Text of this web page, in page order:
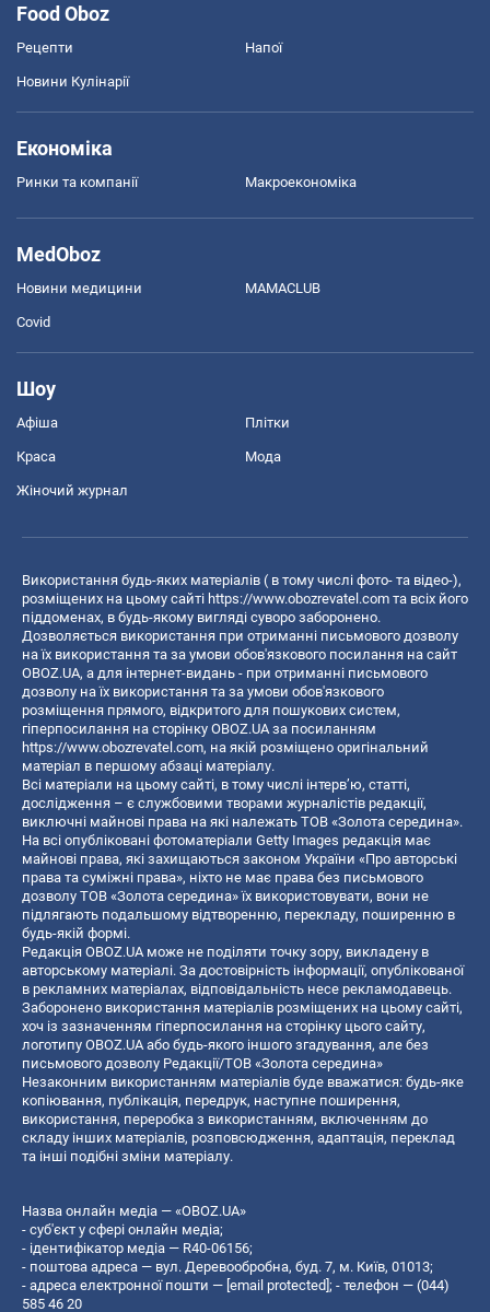
Food Oboz
Рецепти Напої
Новини Кулінарії
Економіка
Ринки та компанії Макроекономіка
MedOboz
Новини медицини MAMACLUB
Covid
Шоу
Афіша Плітки
Краса Мода
Жіночий журнал
Використання будь-яких матеріалів ( в тому числі фото- та відео-),
розміщених на цьому сайті https://www.obozrevatel.com та всіх його
піддоменах, в будь-якому вигляді суворо заборонено.
Дозволяється використання при отриманні письмового дозволу
на їх використання та за умови обов'язкового посилання на сайт
OBOZ.UA, а для інтернет-видань - при отриманні письмового
дозволу на їх використання та за умови обов'язкового
розміщення прямого, відкритого для пошукових систем,
гіперпосилання на сторінку OBOZ.UA за посиланням
https://www.obozrevatel.com, на якій розміщено оригінальний
матеріал в першому абзаці матеріалу.
Всі матеріали на цьому сайті, в тому числі інтерв’ю, статті,
дослідження – є службовими творами журналістів редакції,
виключні майнові права на які належать ТОВ «Золота середина».
На всі опубліковані фотоматеріали Getty Images редакція має
майнові права, які захищаються законом України «Про авторські
права та суміжні права», ніхто не має права без письмового
дозволу ТОВ «Золота середина» їх використовувати, вони не
підлягають подальшому відтворенню, перекладу, поширенню в
будь-якій формі.
Редакція OBOZ.UA може не поділяти точку зору, викладену в
авторському матеріалі. За достовірність інформації, опублікованої
в рекламних матеріалах, відповідальність несе рекламодавець.
Заборонено використання матеріалів розміщених на цьому сайті,
хоч із зазначенням гіперпосилання на сторінку цього сайту,
логотипу OBOZ.UA або будь-якого іншого згадування, але без
письмового дозволу Редакції/ТОВ «Золота середина»
Незаконним використанням матеріалів буде вважатися: будь-яке
копiювання, публiкацiя, передрук, наступне поширення,
використання, переробка з використанням, включенням до
складу інших матеріалів, розповсюдження, адаптація, переклад
та інші подібні зміни матеріалу.
Назва онлайн медіа — «OBOZ.UA»
- суб'єкт у сфері онлайн медіа;
- ідентифікатор медіа — R40-06156;
- поштова адреса — вул. Деревообробна, буд. 7, м. Київ, 01013;
- адреса електронної пошти — [email protected] ; - телефон — (044)
585 46 20